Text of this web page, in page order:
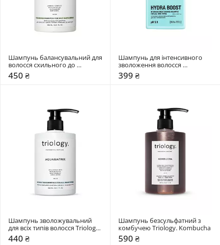
Шампунь балансувальний для
волосся схильного до
жирності Triology. Sebobalance
450 ₴
Шампунь для інтенсивного
зволоження волосся
Mr.SCRUBBER Hydra Boost
399 ₴
Шампунь зволожувальний
для всіх типів волосся Triology.
Aquamatrix
440 ₴
Шампунь безсульфатний з
комбучею Triology. Kombucha
590 ₴